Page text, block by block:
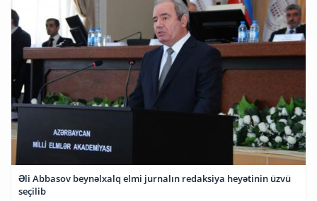
Əli Abbasov beynəlxalq elmi jurnalın redaksiya heyətinin üzvü
seçilib